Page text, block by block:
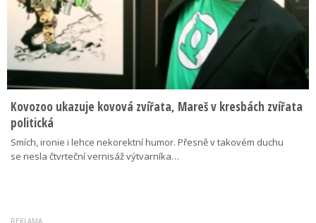
Kovozoo ukazuje kovová zvířata, Mareš v kresbách zvířata
politická
Smích, ironie i lehce nekorektní humor. Přesně v takovém duchu
se nesla čtvrteční vernisáž výtvarníka…